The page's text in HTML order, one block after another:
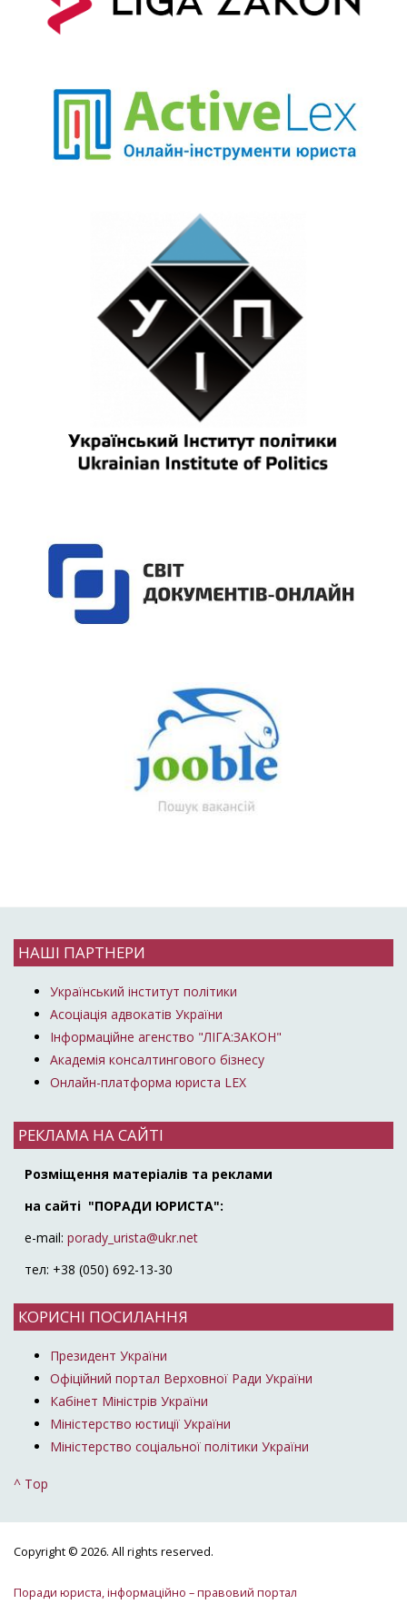
НАШІ ПАРТНЕРИ
Український інститут політики
Асоціація адвокатів України
Інформаційне агенство "ЛІГА:ЗАКОН"
Академія консалтингового бізнесу
Онлайн-платформа юриста LEX
РЕКЛАМА НА САЙТІ
Розміщення матеріалів та реклами
на сайті "ПОРАДИ ЮРИСТА":
e-mail: porady_urista@ukr.net
тел: +38 (050) 692-13-30
КОРИСНІ ПОСИЛАННЯ
Президент України
Офіційний портал Верховної Ради України
Кабінет Міністрів України
Міністерство юстиції України
Міністерство соціальної політики України
^ Top
Copyright © 2026. All rights reserved.
Поради юриста, інформаційно – правовий портал